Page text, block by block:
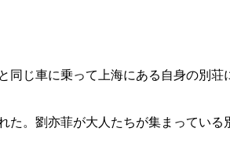
じ車に乗って上海にある自身の別
。劉亦菲が大人たちが集まってい